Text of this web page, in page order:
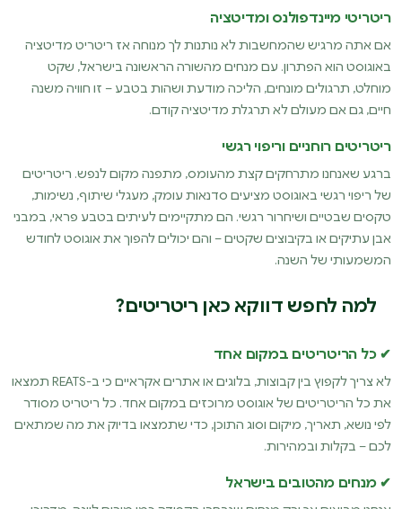
ריטריטי מיינדפולנס ומדיטציה
אם אתה מרגיש שהמחשבות לא נותנות לך מנוחה אז ריטריט מדיטציה
באוגוסט הוא הפתרון. עם מנחים מהשורה הראשונה בישראל, שקט
מוחלט, תרגולים מונחים, הליכה מודעת ושהות בטבע – זו חוויה משנה
חיים, גם אם מעולם לא תרגלת מדיטציה קודם.
ריטריטים רוחניים וריפוי רגשי
ברגע שאנחנו מתרחקים קצת מהעומס, מתפנה מקום לנפש. ריטריטים
של ריפוי רגשי באוגוסט מציעים סדנאות עומק, מעגלי שיתוף, נשימות,
טקסים שבטיים ושיחרור רגשי. הם מתקיימים לעיתים בטבע פראי, במבני
אבן עתיקים או בקיבוצים שקטים – והם יכולים להפוך את אוגוסט לחודש
המשמעותי של השנה.
למה לחפש דווקא כאן ריטריטים?
✔ כל הריטריטים במקום אחד
לא צריך לקפוץ בין קבוצות, בלוגים או אתרים אקראיים כי ב-REATS תמצאו
את כל הריטריטים של אוגוסט מרוכזים במקום אחד. כל ריטריט מסודר
לפי נושא, תאריך, מיקום וסוג התוכן, כדי שתמצאו בדיוק את מה שמתאים
לכם – בקלות ובמהירות.
✔ מנחים מהטובים בישראל